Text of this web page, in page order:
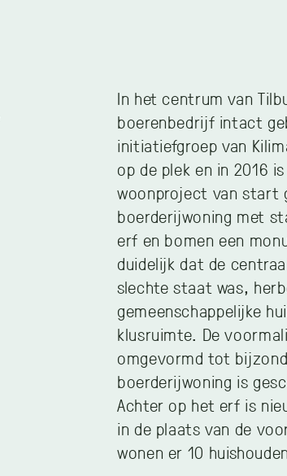
In het centrum van
boerenbedrijf intact
initiatiefgroep van
op de plek en in 2016
woonproject van start
boerderijwoning met
erf en bomen een
duidelijk dat de
slechte staat was,
gemeenschappelijke
klusruimte. De
omgevormd tot
boerderijwoning is
Achter op het erf is
in de plaats van de
wonen er 10